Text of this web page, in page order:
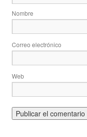
Nombre
Correo electrónico
Web